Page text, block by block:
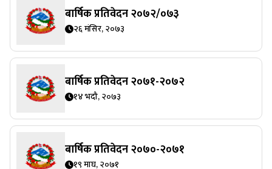
बार्षिक प्रतिवेदन २०७२/०७३
२६ मंसिर, २०७३
बार्षिक प्रतिवेदन २०७१-२०७२
१४ भदौ, २०७३
बार्षिक प्रतिवेदन २०७०-२०७१
१९ माघ, २०७१